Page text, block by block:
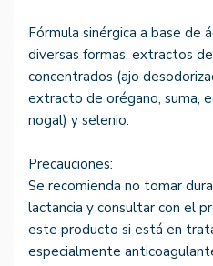
Fórmula sinérgica a base de
diversas formas, extractos
concentrados (ajo
extracto de orégano, suma,
nogal) y selenio.
Precauciones:
Se recomienda no tomar
lactancia y consultar con el
este producto si está en
especialmente